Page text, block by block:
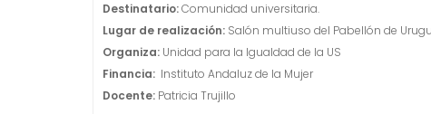
Destinatario:Comunidad universitaria.
Lugar de realización: Salón multiuso del Pabellón de
Organiza: Unidad para la Igualdad de la US
Financia: Instituto Andaluz de la Mujer
Docente: Patricia Trujillo